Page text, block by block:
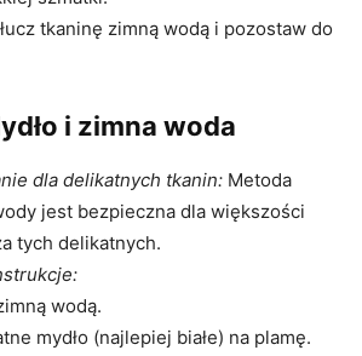
tkaninę zimną wodą i pozostaw do
i zimna woda
dla delikatnych tkanin: Metoda
jest bezpieczna dla większości
tych delikatnych.
wodą.
mydło (najlepiej białe) na plamę.